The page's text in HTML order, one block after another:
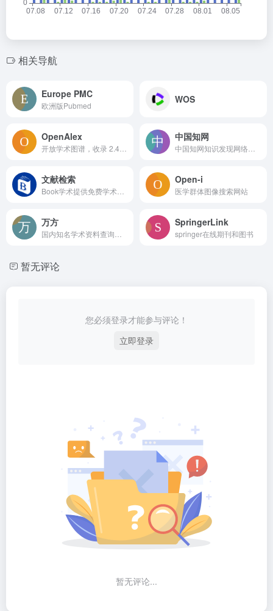
相关导航
Europe PMC
欧洲版Pubmed
WOS
OpenAlex 中国知网
文献检索 Open-i
医学群体图像搜索网站
万方 SpringerLink
springer在线期刊和图书
暂无评论
您必须登录才能参与评论！
立即登录
暂无评论...